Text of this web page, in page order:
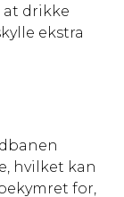
drikke
ekstra
hvilket kan
for,